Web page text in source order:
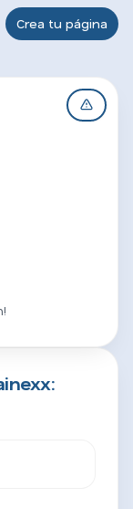
Crea tu página